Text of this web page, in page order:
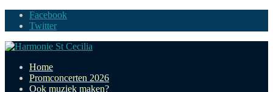
Facebook
Twitter
Home
Promconcerten 2026
Ook muziek maken?